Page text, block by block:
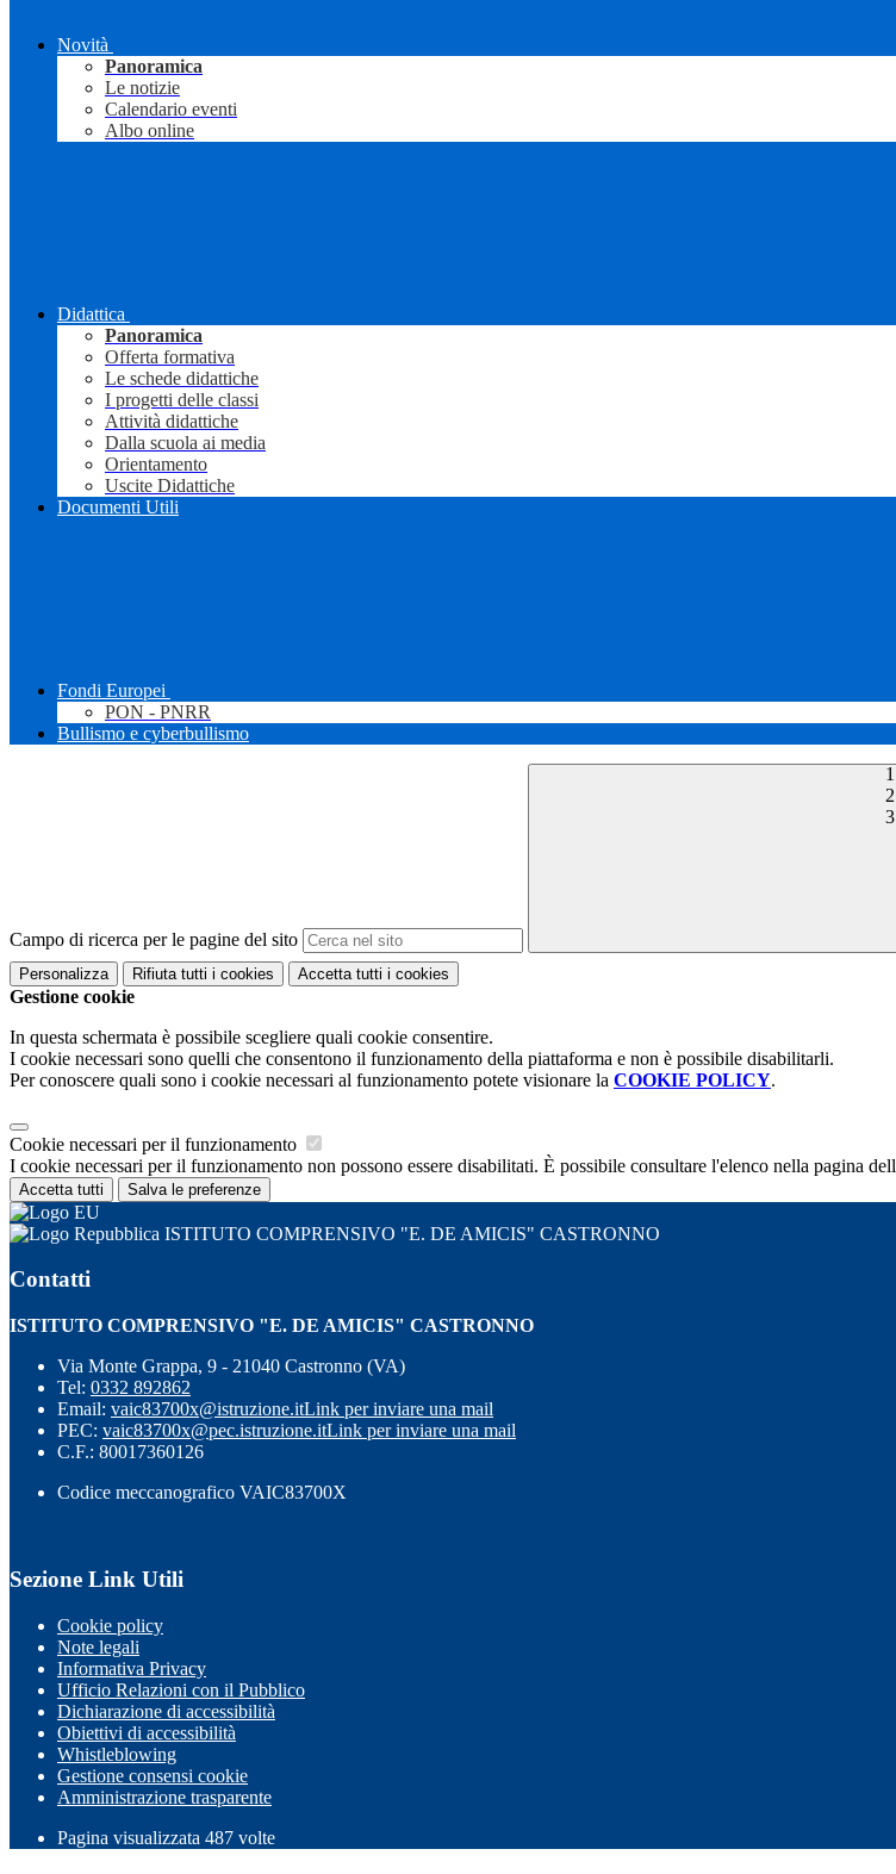
Novità
Panoramica
Le notizie
Calendario eventi
Albo online
Didattica
Panoramica
Offerta formativa
Le schede didattiche
I progetti delle classi
Attività didattiche
Dalla scuola ai media
Orientamento
Uscite Didattiche
Documenti Utili
Fondi Europei
PON - PNRR
Bullismo e cyberbullismo
Campo di ricerca per le pagine del sito
Personalizza Rifiuta tutti i cookies Accetta tutti i cookies
Gestione cookie
In questa schermata è possibile scegliere quali cookie consentire.
I cookie necessari sono quelli che consentono il funzionamento della piattaforma e non è possibile disabilitarli.
Per conoscere quali sono i cookie necessari al funzionamento potete visionare la COOKIE POLICY.
Cookie necessari per il funzionamento
I cookie necessari per il funzionamento non possono essere disabilitati. È possibile consultare l'elenco nella pagina
Accetta tutti Salva le preferenze
ISTITUTO COMPRENSIVO "E. DE AMICIS" CASTRONNO
Contatti
ISTITUTO COMPRENSIVO "E. DE AMICIS" CASTRONNO
Via Monte Grappa, 9 - 21040 Castronno (VA)
Tel: 0332 892862
Email: vaic83700x@istruzione.itLink per inviare una mail
PEC: vaic83700x@pec.istruzione.itLink per inviare una mail
C.F.: 80017360126
Codice meccanografico VAIC83700X
Sezione Link Utili
Cookie policy
Note legali
Informativa Privacy
Ufficio Relazioni con il Pubblico
Dichiarazione di accessibilità
Obiettivi di accessibilità
Whistleblowing
Gestione consensi cookie
Amministrazione trasparente
Pagina visualizzata 487 volte